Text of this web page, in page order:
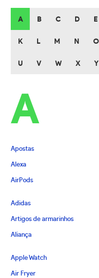
A B C D E
K L M N O
U V W X Y
A
Apostas
Alexa
AirPods
Adidas
Artigos de armarinhos
Aliança
Apple Watch
Air Fryer